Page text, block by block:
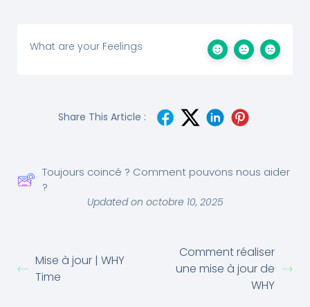
What are your Feelings
Share This Article :
Toujours coincé ? Comment pouvons nous aider
?
Updated on octobre 10, 2025
Mise à jour | WHY
Time
Comment réaliser
une mise à jour de
WHY